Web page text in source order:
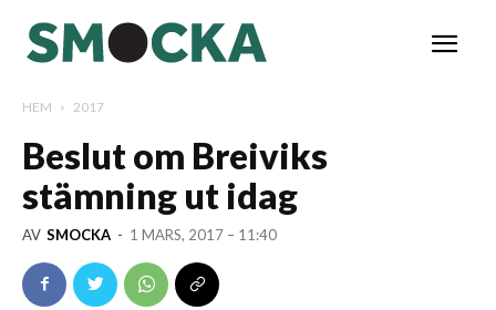
HEM 2017
Beslut om Breiviks
stämning ut idag
AV SMOCKA - 1 MARS, 2017 – 11:40